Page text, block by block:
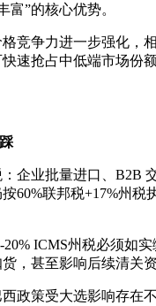
富”的核心优势。
竞争力进一步强化，
速抢占中低端市场份
企业批量进口、B2B
60%联邦税+17%州税
20% ICMS州税必须如
，甚至影响后续清关资
政策受大选影响存在